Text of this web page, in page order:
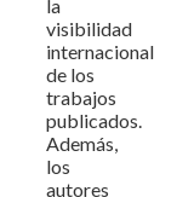
la
visibilidad
internacional
de los
trabajos
publicados.
Además,
los
autores